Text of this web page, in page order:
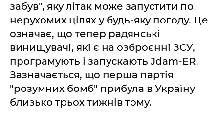
забув", яку літак може запустити по
нерухомих цілях у будь-яку погоду. Це
означає, що тепер радянські
винищувачі, які є на озброєнні ЗСУ,
програмують і запускають Jdam-ER.
Зазначається, що перша партія
"розумних бомб" прибула в Україну
близько трьох тижнів тому.